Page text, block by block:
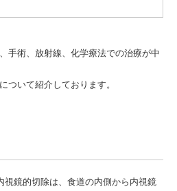
手術、放射線、化学療法での治療が中
ついて紹介しております。
視鏡的切除は、食道の内側から内視鏡